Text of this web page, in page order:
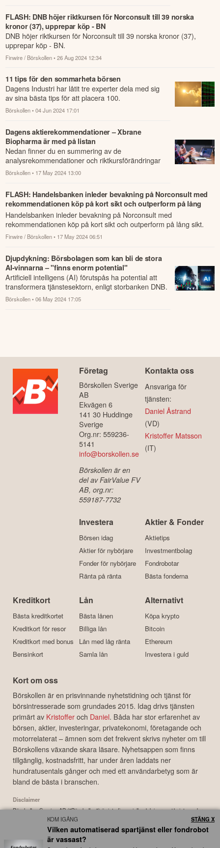
FLASH: DNB höjer riktkursen för Norconsult till 39 norska
kronor (37), upprepar köp - BN
DNB höjer riktkursen för Norconsult till 39 norska kronor (37),
upprepar köp - BN.
Finwire / Börskollen • 26 Aug 2024 12:34
11 tips för den sommarheta börsen
Dagens Industri har låtit tre experter dela med sig
av sina bästa tips för att placera 100.
Börskollen • 04 Jun 2024 17:01
Dagens aktierekommendationer – Xbrane
Biopharma är med på listan
Nedan finner du en summering av de
analysrekommendationer och riktkursförändringar
som har rapporterats om idag den 17 maj.
Börskollen • 17 May 2024 13:00
FLASH: Handelsbanken inleder bevakning på Norconsult med
rekommendationen köp på kort sikt och outperform på lång
sikt
Handelsbanken inleder bevakning på Norconsult med
rekommendationen köp på kort sikt och outperform på lång sikt.
Finwire / Börskollen • 17 May 2024 06:51
Djupdykning: Börsbolagen som kan bli de stora
AI-vinnarna – "finns enorm potential"
Artificiell intelligens (AI) förutspås ha potential att
transformera tjänstesektorn, enligt storbanken DNB.
Börskollen • 06 May 2024 17:05
Företag
Börskollen Sverige
AB
Ekvägen 6
141 30 Huddinge
Sverige
Org.nr: 559236-
5141
info@borskollen.se
Börskollen är en
del av FairValue FV
AB, org.nr:
559187-7732
Kontakta oss
Ansvariga för
tjänsten:
Daniel Åstrand
(VD)
Kristoffer Matsson
(IT)
Investera
Börsen idag
Aktier för nybörjare
Fonder för nybörjare
Ränta på ränta
Aktier & Fonder
Aktietips
Investmentbolag
Fondrobotar
Bästa fonderna
Kreditkort
Bästa kreditkortet
Kreditkort för resor
Kreditkort med bonus
Bensinkort
Lån
Bästa lånen
Billiga lån
Lån med låg ränta
Samla lån
Alternativt
Köpa krypto
Bitcoin
Ethereum
Investera i guld
Kort om oss
Börskollen är en prisvinnande nyhetstidning och tjänst för
börsintresserade som grundades 2015. Idag drivs tjänsten
primärt av Kristofferoch Daniel. Båda har stor erfarenhet av
börsen, aktier, investeringar, privatekonomi, företagande och
motorrelaterat – ämnen som det frekvent skrivs nyheter om till
Börskollens växande skara läsare. Nyhetsappen som finns
tillgänglig, kostnadsfritt, har under åren laddats ner
hundratusentals gånger och med ett användarbetyg som är
bland de bästa i branschen.
Disclaimer
Börskollen Sverige AB ("Börskollen") är inte finansiella rådgivare, står inte under
finansinspektionens tillsyn och ger inga råd till dig. Detta innebär att
investeringsbeslut baserade på information som direkt eller indirekt härrörande
från Börskollen eller personer med koppling till Börskollen, alltid fattas
KOM IGÅNG
Vilken automatiserad spartjänst eller fondrobot
är vassast?
STÄNG X